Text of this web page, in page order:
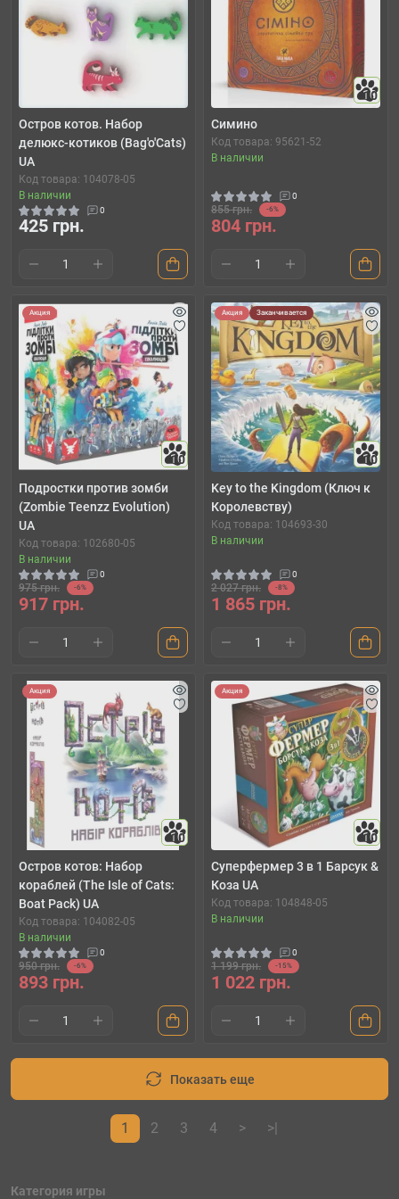
Остров котов. Набор
делюкс-котиков (Bag'o'Cats)
UA
Код товара: 104078-05
В наличии
0
425 грн.
10
Симино
Код товара: 95621-52
В наличии
0
855 грн. -6%
804 грн.
Акция
10
Подростки против зомби
(Zombie Teenzz Evolution)
UA
Код товара: 102680-05
В наличии
0
975 грн. -6%
917 грн.
Акция Заканчивается
10
Key to the Kingdom (Ключ к
Королевству)
Код товара: 104693-30
В наличии
0
2 027 грн. -8%
1 865 грн.
Акция
10
Остров котов: Набор
кораблей (The Isle of Cats:
Boat Pack) UA
Код товара: 104082-05
В наличии
0
950 грн. -6%
893 грн.
Акция
10
Суперфермер 3 в 1 Барсук &
Коза UA
Код товара: 104848-05
В наличии
0
1 199 грн. -15%
1 022 грн.
Показать еще
1 2 3 4 > >|
Категория игры